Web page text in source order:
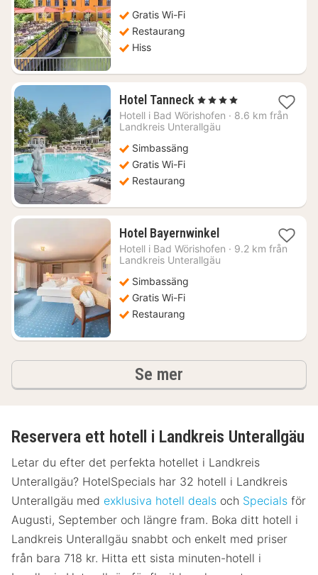
Gratis Wi-Fi
Restaurang
Hiss
Hotel Tanneck 1
natt
från
1618
, 4 Stjärnor
Hotell i Bad Wörishofen · 8.6 km från
Landkreis Unterallgäu
Simbassäng
Gratis Wi-Fi
Restaurang
Hotel Bayernwinkel1
natt
från
Hotell i Bad Wörishofen · 9.2 km från
Landkreis Unterallgäu
Simbassäng
Gratis Wi-Fi
Restaurang
Se mer
Reservera ett hotell i Landkreis Unterallgäu
Letar du efter det perfekta hotellet i Landkreis
Unterallgäu? HotelSpecials har 32 hotell i Landkreis
Unterallgäu med exklusiva hotell deals och Specials för
Augusti, September och längre fram. Boka ditt hotell i
Landkreis Unterallgäu snabbt och enkelt med priser
från bara 718 kr. Hitta ett sista minuten-hotell i